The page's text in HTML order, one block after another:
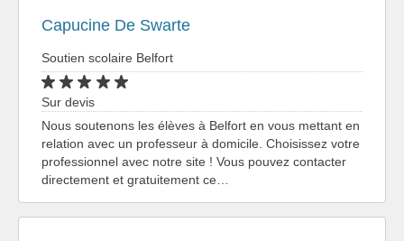
Capucine De Swarte
Soutien scolaire Belfort
Sur devis
Nous soutenons les élèves à Belfort en vous mettant en
relation avec un professeur à domicile. Choisissez votre
professionnel avec notre site ! Vous pouvez contacter
directement et gratuitement ce…